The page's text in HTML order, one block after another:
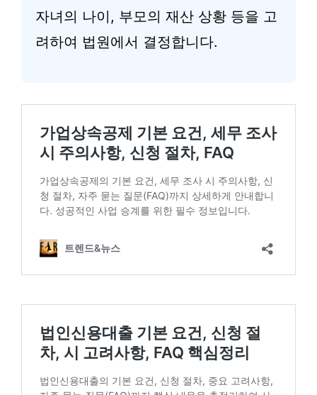
자녀의 나이, 부모의 재산 상황 등을 고
려하여 법원에서 결정합니다.